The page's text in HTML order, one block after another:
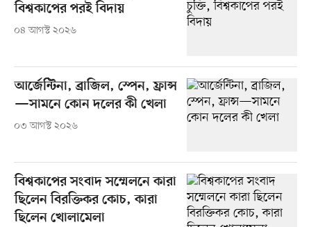
বিশ্বকাপের পরই বিদায়
০৪ আগস্ট ২০২৬
আর্জেন্টিনা, ব্রাজিল, স্পেন, ফ্রান্স
—সামনে কোন দলের কী খেলা
০৩ আগস্ট ২০২৬
বিশ্বকাপের সংবাদ সম্মেলনে কারা
ছিলেন বিরক্তিকর কোচ, কারা
ছিলেন খোলামেলা